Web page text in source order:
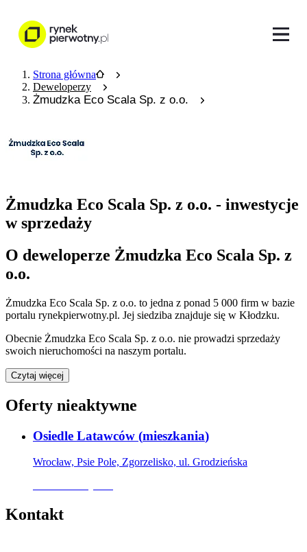
Strona główna
Deweloperzy
Żmudzka Eco Scala Sp. z o.o.
Żmudzka Eco Scala Sp. z o.o. - inwestycje
w sprzedaży
O deweloperze Żmudzka Eco Scala Sp. z
o.o.
Żmudzka Eco Scala Sp. z o.o. to jedna z ponad 5 000 firm w bazie
portalu rynekpierwotny.pl. Jej siedziba znajduje się w Kłodzku.
Obecnie Żmudzka Eco Scala Sp. z o.o. nie prowadzi sprzedaży
swoich nieruchomości na naszym portalu.
Czytaj więcej
Oferty nieaktywne
Osiedle Latawców (mieszkania)
Wrocław, Psie Pole, Zgorzelisko, ul. Grodzieńska
Kontakt